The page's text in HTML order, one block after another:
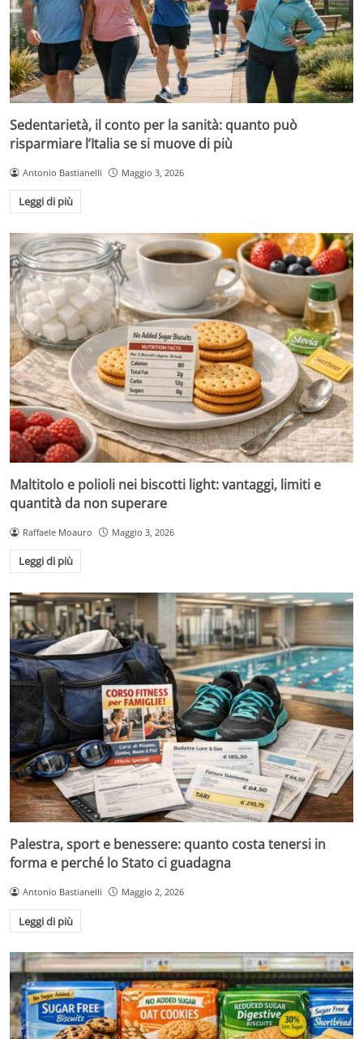
Sedentarietà, il conto per la sanità: quanto può
risparmiare l’Italia se si muove di più
Antonio Bastianelli Maggio 3, 2026
Leggi di più
Maltitolo e polioli nei biscotti light: vantaggi, limiti e
quantità da non superare
Raffaele Moauro Maggio 3, 2026
Leggi di più
Palestra, sport e benessere: quanto costa tenersi in
forma e perché lo Stato ci guadagna
Antonio Bastianelli Maggio 2, 2026
Leggi di più